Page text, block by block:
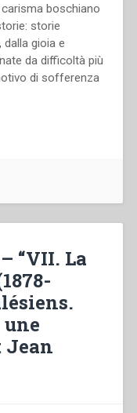
boschiano
storie
dalla gioia e
da difficoltà più
di sofferenza
“VII. La
une
Jean